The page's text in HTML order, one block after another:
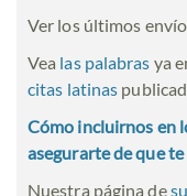
Ver los últimos
Vea las palabras ya
citas latinas
Cómo incluirnos en
asegurarte de que
Nuestra página de